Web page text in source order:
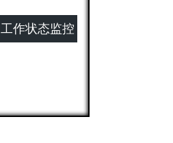
工作状态监控